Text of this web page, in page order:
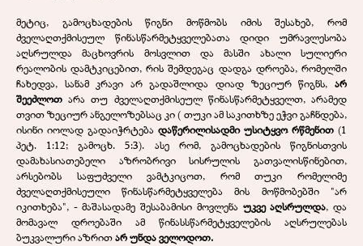
მეტიც, გამოცხადების წიგნი მოწმობს იმის შესახებ, რომ
ძველაღთქმისეულ წინასწარმეტყველებათა დიდი უმრავლესობა
აღსრულდა მაცხოვრის მოსვლით და მასში ახალი სულიერი
რეალობის დამტკიცებით, რის შემდეგაც დადგა დროება, რომელში
ჩახედვა, სანამ კრავი არ გადაშლიდა დიად ზეციურ წიგნს, არ
შეეძლოთ არა თუ ძველაღთქმისეულ წინასწარმეტყველთ, არამედ
თვით ზეციურ ანგელოზებსაც კი ( თუკი ამ საკითხზე ეჭვი გაჩნდება,
ისინი იოლად გადაიჭრტება დაწერილისადმი უსიტყვო რწმენით (1
პეტ. 1:12; გამოცხ. 5:3). ასე რომ, გამოცხადების წიგნისთვის
დამახასიათებელი აზრობრივი სისრულის გათვალისწინებით,
არსებობს საფუძველი ვამტკიცოთ, რომ თუკი რომელიმე
ძველაღთქმისეული წინასწარმეტყველება მის მოწმობებში "არ
იკითხება", - მაშასადამე შესაბამისი მოვლენა უკვე აღსრულდა, და
მომავალ დროებაში ამ წინასსწარმეტყველების აღსრულებას
ბუკვალური აზრითარ უნდა ველოდოთ.